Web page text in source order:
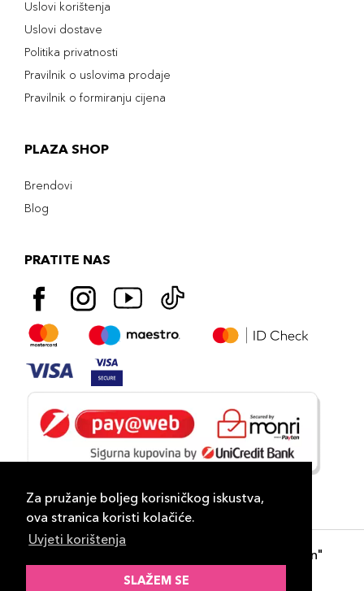
Za pružanje boljeg korisničkog iskustva,
ova stranica koristi kolačiće.
Uvjeti korištenja
SLAŽEM SE
Uslovi korištenja
Uslovi dostave
Politika privatnosti
Pravilnik o uslovima prodaje
Pravilnik o formiranju cijena
PLAZA SHOP
Brendovi
Blog
PRATITE NAS
- "DP Lux Distribution"
d.o.o. Banja Luka
ID-S Consulting d.o.o. Sarajevo